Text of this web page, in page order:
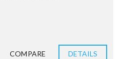
COMPARE DETAILS